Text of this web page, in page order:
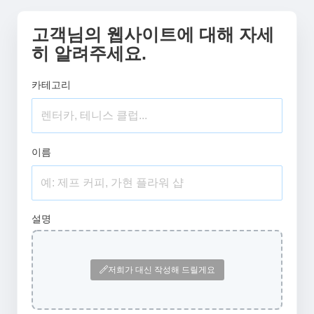
고객님의 웹사이트에 대해 자세
히 알려주세요.
카테고리
이름
설명
저희가 대신 작성해 드릴게요